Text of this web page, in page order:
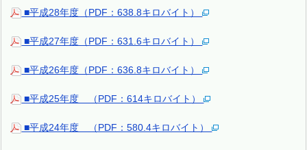
■平成28年度（PDF：638.8キロバイト）
■平成27年度（PDF：631.6キロバイト）
■平成26年度（PDF：636.8キロバイト）
■平成25年度 （PDF：614キロバイト）
■平成24年度 （PDF：580.4キロバイト）